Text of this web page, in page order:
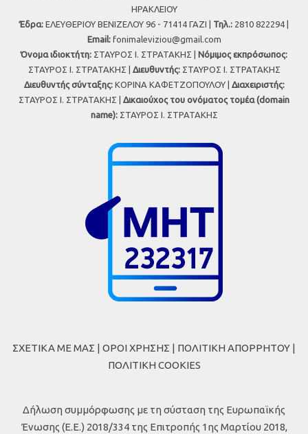
ΗΡΑΚΛΕΙΟΥ
Έδρα: ΕΛΕΥΘΕΡΙΟΥ ΒΕΝΙΖΕΛΟΥ 96 - 71414 ΓΑΖΙ | Τηλ.: 2810 822294 |
Εmail: fonimaleviziou@gmail.com
Όνομα ιδιοκτήτη: ΣΤΑΥΡΟΣ Ι. ΣΤΡΑΤΑΚΗΣ | Νόμιμος εκπρόσωπος:
ΣΤΑΥΡΟΣ Ι. ΣΤΡΑΤΑΚΗΣ | Διευθυντής:ΣΤΑΥΡΟΣ Ι. ΣΤΡΑΤΑΚΗΣ
Διευθυντής σύνταξης:ΚΟΡΙΝΑ ΚΑΦΕΤΖΟΠΟΥΛΟΥ | Διαχειριστής:
ΣΤΑΥΡΟΣ Ι. ΣΤΡΑΤΑΚΗΣ | Δικαιούχος του ονόματος τομέα (domain
name):ΣΤΑΥΡΟΣ Ι. ΣΤΡΑΤΑΚΗΣ
ΣΧΕΤΙΚΑ ΜΕ ΜΑΣ | ΟΡΟΙ ΧΡΗΣΗΣ | ΠΟΛΙΤΙΚΗ ΑΠΟΡΡΗΤΟΥ |
ΠΟΛΙΤΙΚΗ COOKIES
Δήλωση συμμόρφωσης με τη σύσταση της Ευρωπαϊκής
Ένωσης (Ε.Ε.) 2018/334 της Επιτροπής 1ης Μαρτίου 2018,